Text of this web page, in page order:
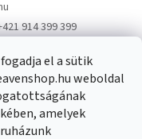
el a sütik
weboldal
amelyek
914 399 399